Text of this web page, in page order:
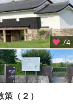
74
（２）